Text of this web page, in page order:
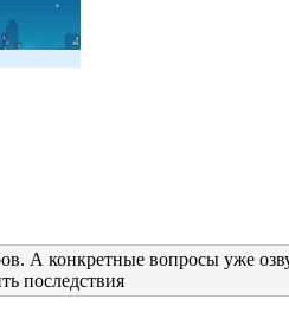
А конкретные вопросы уже
последствия